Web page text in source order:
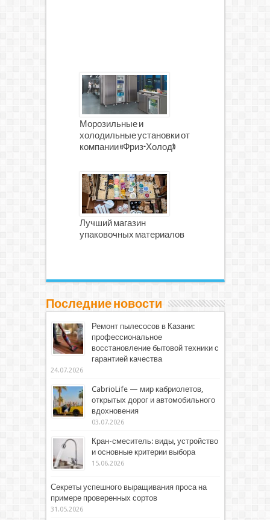
Морозильные и
холодильные установки от
компании «Фриз-Холод»
Лучший магазин
упаковочных материалов
Последние новости
Ремонт пылесосов в Казани:
профессиональное
восстановление бытовой техники с
гарантией качества
24.07.2026
CabrioLife — мир кабриолетов,
открытых дорог и автомобильного
вдохновения
03.07.2026
Кран-смеситель: виды, устройство
и основные критерии выбора
15.06.2026
Секреты успешного выращивания проса на
примере проверенных сортов
31.05.2026